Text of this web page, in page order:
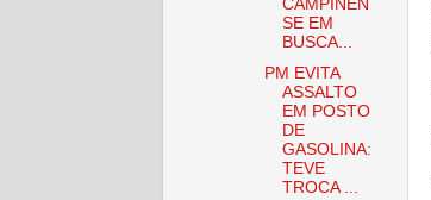
CAMPINEN
SE EM
BUSCA...
PM EVITA
ASSALTO
EM POSTO
DE
GASOLINA:
TEVE
TROCA ...